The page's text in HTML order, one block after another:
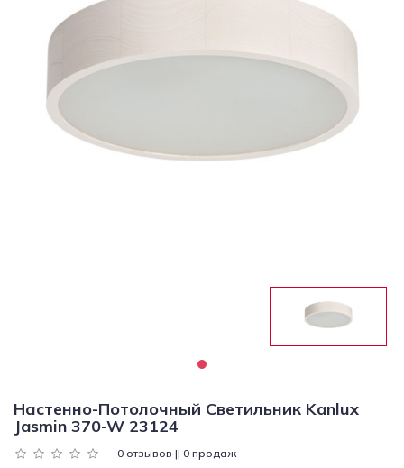
Светильники
Светодиодная
подсветка
Настенно-Потолочный Светильник Kanlux
Jasmin 370-W 23124
0 отзывов || 0 продаж